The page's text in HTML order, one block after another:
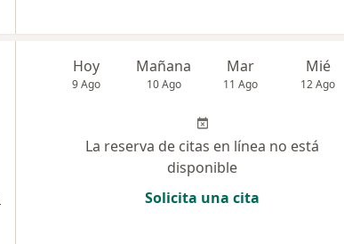
Hoy
9 Ago
Mañana
10 Ago
Mar
11 Ago
Mié
12 Ago
La reserva de citas en línea no está
disponible
Solicita una cita